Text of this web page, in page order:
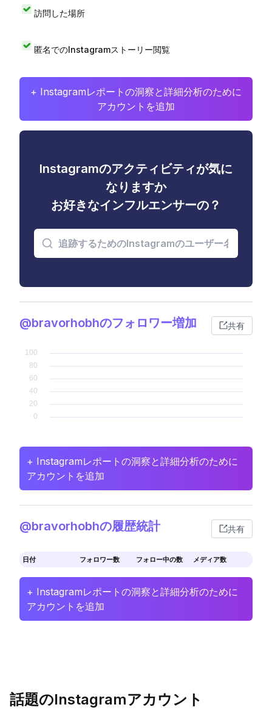
訪問した場所
匿名でのInstagramストーリー閲覧
+ Instagramレポートの洞察と詳細分析のために
アカウントを追加
Instagramのアクティビティが気に
なりますか
お好きなインフルエンサーの？
@bravorhobhのフォロワー増加 共有
+ Instagramレポートの洞察と詳細分析のために
アカウントを追加
@bravorhobhの履歴統計 共有
日付 フォロワー数 フォロー中の数 メディア数
+ Instagramレポートの洞察と詳細分析のために
アカウントを追加
話題のInstagramアカウント